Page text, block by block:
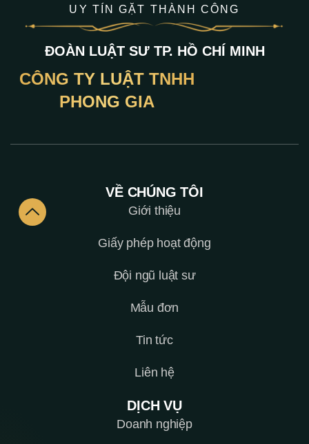
UY TÍN GẶT THÀNH CÔNG
ĐOÀN LUẬT SƯ TP. HỒ CHÍ MINH
CÔNG TY LUẬT TNHH
PHONG GIA
VỀ CHÚNG TÔI
Giới thiệu
Giấy phép hoạt động
Đội ngũ luật sư
Mẫu đơn
Tin tức
Liên hệ
DỊCH VỤ
Doanh nghiệp